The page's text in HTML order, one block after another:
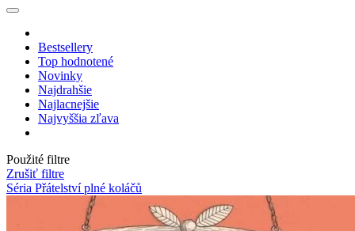
Bestsellery
Top hodnotené
Novinky
Najdrahšie
Najlacnejšie
Najvyššia zľava
Použité filtre
Zrušiť filtre
Séria Přátelství plné koláčů